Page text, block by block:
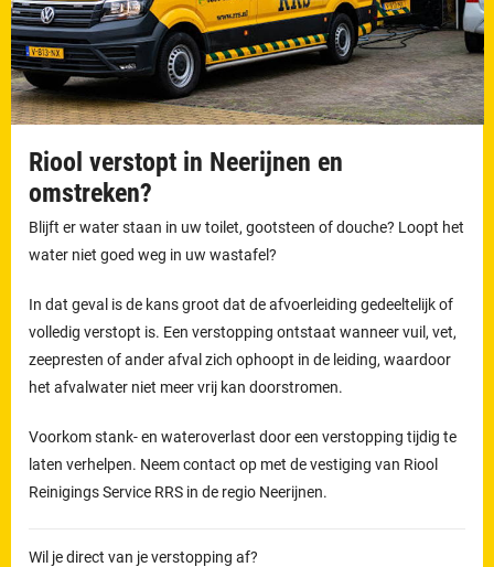
Riool verstopt in Neerijnen en
omstreken?
Blijft er water staan in uw toilet, gootsteen of douche? Loopt het
water niet goed weg in uw wastafel?
In dat geval is de kans groot dat de afvoerleiding gedeeltelijk of
volledig verstopt is. Een verstopping ontstaat wanneer vuil, vet,
zeepresten of ander afval zich ophoopt in de leiding, waardoor
het afvalwater niet meer vrij kan doorstromen.
Voorkom stank- en wateroverlast door een verstopping tijdig te
laten verhelpen. Neem contact op met de vestiging van Riool
Reinigings Service RRS in de regio Neerijnen.
Wil je direct van je verstopping af?